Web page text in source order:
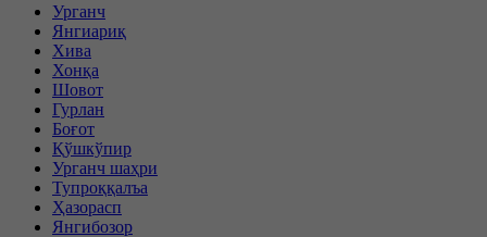
Урганч
Янгиариқ
Хива
Хонқа
Шовот
Гурлан
Боғот
Қўшкўпир
Урганч шаҳри
Тупроққалъа
Ҳазорасп
Янгибозор